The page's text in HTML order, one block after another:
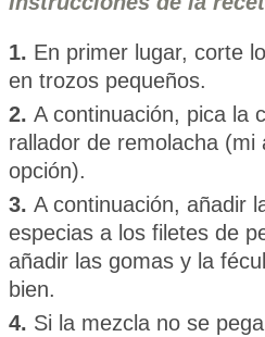
1. En primer lugar, corte
en trozos pequeños.
2. A continuación, pica la
rallador de remolacha (mi
opción).
3. A continuación, añadir
especias a los filetes de
añadir las gomas y la
bien.
4. Si la mezcla no se